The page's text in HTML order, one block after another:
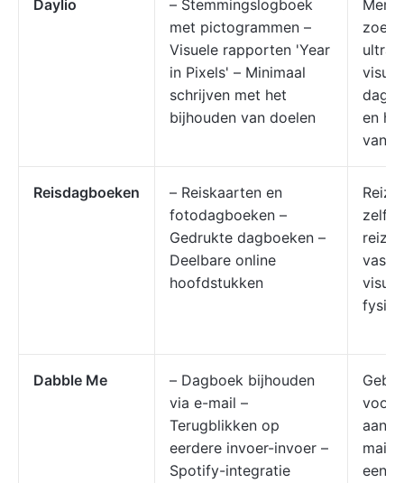
Daylio
– Stemmingslogboek
met pictogrammen –
Visuele rapporten 'Year
in Pixels' – Minimaal
schrijven met het
bijhouden van doelen
zoek
en
van
Reisdagboeken
– Reiskaarten en
fotodagboeken –
Gedrukte dagboeken –
Deelbare online
hoofdstukken
Dabble Me
– Dagboek bijhouden
via e-mail –
Terugblikken op
eerdere invoer-invoer –
Spotify-integratie
aan